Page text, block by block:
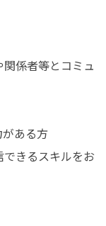
係者等とコミュ
ある方
きるスキルをお